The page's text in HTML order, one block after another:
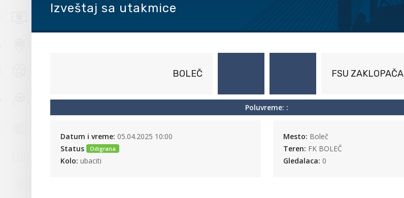
Izveštaj sa utakmice
BOLEČ FSU ZAKLOPAČA
Poluvreme: :
Datum i vreme: 05.04.2025 10:00
Status
Odigrana
Kolo: ubaciti
Mesto: Boleč
Teren: FK BOLEČ
Gledalaca: 0